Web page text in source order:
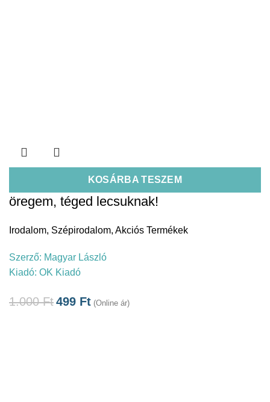
KOSÁRBA TESZEM
öregem, téged lecsuknak!
Irodalom, Szépirodalom, Akciós Termékek
Szerző: Magyar László
Kiadó: OK Kiadó
1.000Ft499 Ft (Online ár)